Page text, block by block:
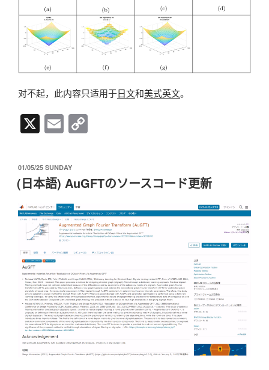
对不起，此内容只适用于日文和美式英文。
X E
m
ail
y
n
k
发
布
于
01/05/25 SUNDAY
(日本語) AuGFTのソースコード更新